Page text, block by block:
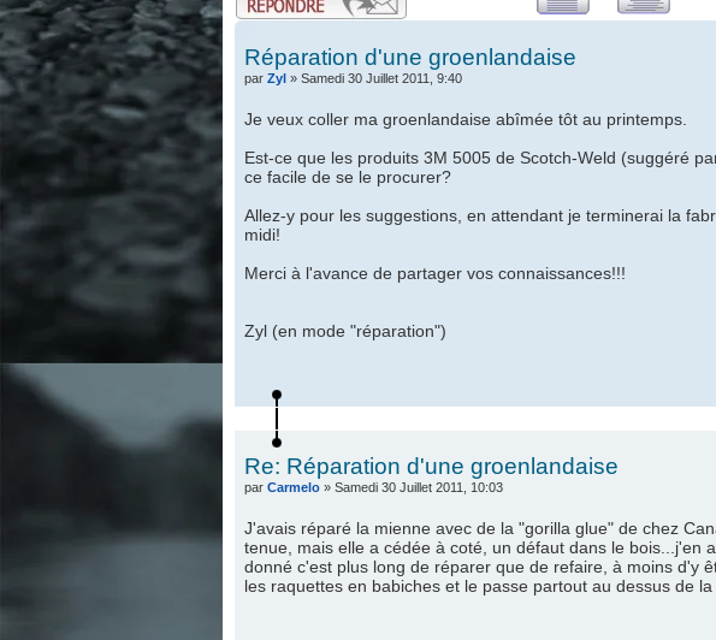
Réparation d'une groenlandaise
par Zyl» Samedi 30 Juillet 2011, 9:40
Je veux coller ma groenlandaise abîmée tôt au printemps.
Est-ce que les produits 3M 5005 de Scotch-Weld (suggéré
ce facile de se le procurer?
Allez-y pour les suggestions, en attendant je terminerai la
midi!
Merci à l'avance de partager vos connaissances!!!
Zyl (en mode "réparation")
Re: Réparation d'une groenlandaise
par Carmelo» Samedi 30 Juillet 2011, 10:03
J'avais réparé la mienne avec de la "gorilla glue" de chez
tenue, mais elle a cédée à coté, un défaut dans le bois...j'en
donné c'est plus long de réparer que de refaire, à moins d'y
les raquettes en babiches et le passe partout au dessus de